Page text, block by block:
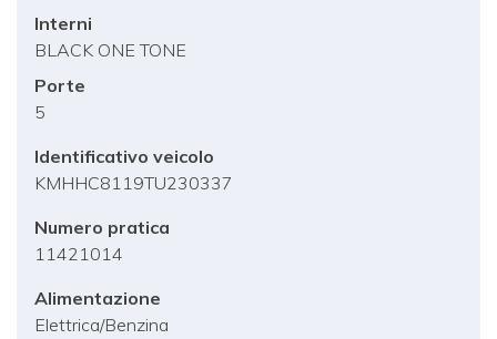
Interni
BLACK ONE TONE
Porte
5
Identificativo veicolo
KMHHC8119TU230337
Numero pratica
11421014
Alimentazione
Elettrica/Benzina